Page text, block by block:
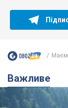
Важливе